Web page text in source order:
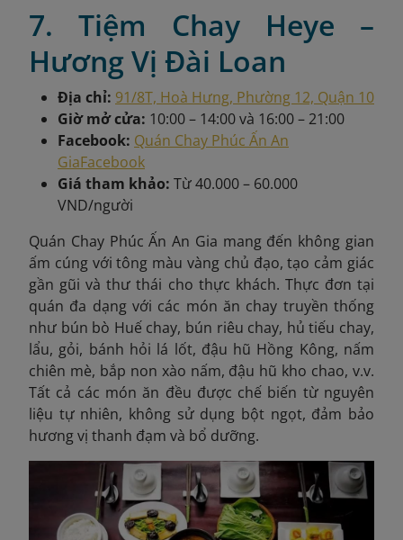
7. Tiệm Chay Heye –
Hương Vị Đài Loan
Địa chỉ: 91/8T, Hoà Hưng, Phường 12, Quận 10
Giờ mở cửa: 10:00 – 14:00 và 16:00 – 21:00
Facebook: Quán Chay Phúc Ấn An
GiaFacebook
Giá tham khảo: Từ 40.000 – 60.000
VND/người
Quán Chay Phúc Ấn An Gia mang đến không gian
ấm cúng với tông màu vàng chủ đạo, tạo cảm giác
gần gũi và thư thái cho thực khách. Thực đơn tại
quán đa dạng với các món ăn chay truyền thống
như bún bò Huế chay, bún riêu chay, hủ tiếu chay,
lẩu, gỏi, bánh hỏi lá lốt, đậu hũ Hồng Kông, nấm
chiên mè, bắp non xào nấm, đậu hũ kho chao, v.v.
Tất cả các món ăn đều được chế biến từ nguyên
liệu tự nhiên, không sử dụng bột ngọt, đảm bảo
hương vị thanh đạm và bổ dưỡng.